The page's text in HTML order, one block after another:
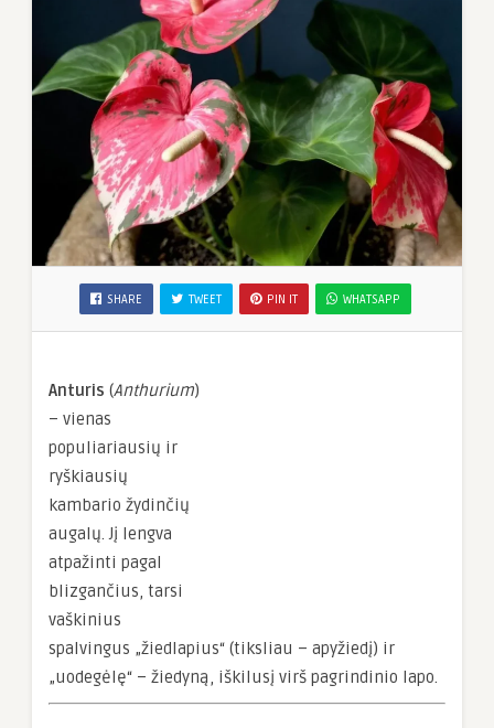
SHARE TWEET PIN IT WHATSAPP
Anturis (Anthurium)
– vienas
populiariausių ir
ryškiausių
kambario žydinčių
augalų. Jį lengva
atpažinti pagal
blizgančius, tarsi
vaškinius
spalvingus „žiedlapius“ (tiksliau – apyžiedį) ir
„uodegėlę“ – žiedyną, iškilusį virš pagrindinio lapo.